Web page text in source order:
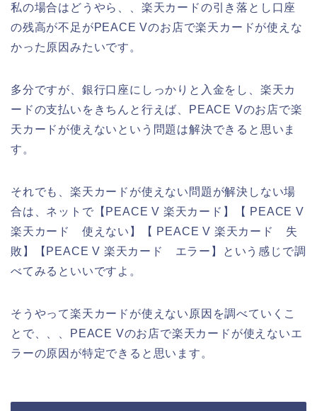
私の場合はどうやら、、楽天カードの引き落とし口座
の残高が不足がPEACE Vのお店で楽天カードが使えな
かった原因みたいです。
多分ですが、銀行口座にしっかりと入金をし、楽天カ
ードの支払いをきちんと行えば、PEACE Vのお店で楽
天カードが使えないという問題は解決できると思いま
す。
それでも、楽天カードが使えない問題が解決しない場
合は、ネットで【PEACE V 楽天カード】【 PEACE V
楽天カード 使えない】【 PEACE V 楽天カード 失
敗】【PEACE V 楽天カード エラー】という感じで調
べてみるといいですよ。
そうやって楽天カードが使えない原因を調べていくこ
とで、、、PEACE Vのお店で楽天カードが使えないエ
ラーの原因が特定できると思います。